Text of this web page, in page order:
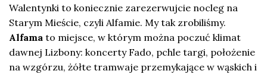
Walentynki to koniecznie zarezerwujcie nocleg na
Starym Mieście, czyli Alfamie. My tak zrobiliśmy.
Alfama to miejsce, w którym można poczuć klimat
dawnej Lizbony: koncerty Fado, pchle targi, położenie
na wzgórzu, żółte tramwaje przemykające w wąskich i